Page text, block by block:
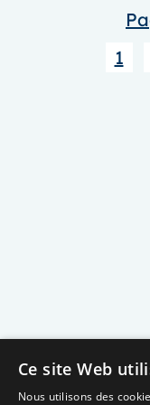
quels
pour
1
Ce site Web
Nous utilisons des